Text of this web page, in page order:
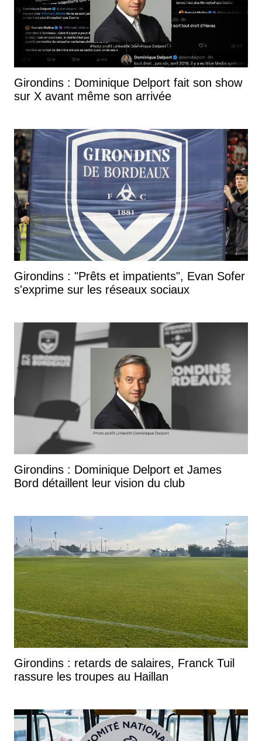
Girondins : Dominique Delport fait son show
sur X avant même son arrivée
Girondins : "Prêts et impatients", Evan Sofer
s'exprime sur les réseaux sociaux
Girondins : Dominique Delport et James
Bord détaillent leur vision du club
Girondins : retards de salaires, Franck Tuil
rassure les troupes au Haillan